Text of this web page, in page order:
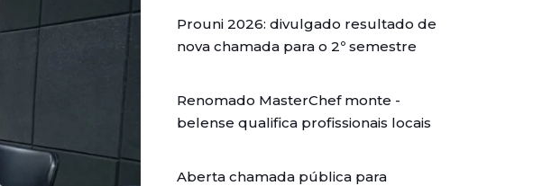
Prouni 2026: divulgado resultado de
nova chamada para o 2º semestre
Renomado MasterChef monte -
belense qualifica profissionais locais
Aberta chamada pública para